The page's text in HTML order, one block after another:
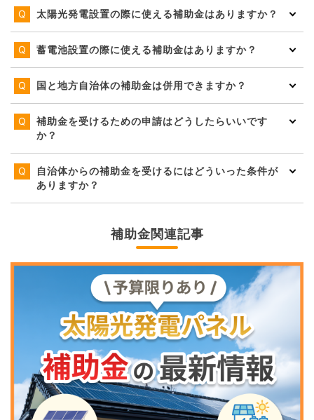
太陽光発電設置の際に使える補助金はありますか？
蓄電池設置の際に使える補助金はありますか？
国と地方自治体の補助金は併用できますか？
補助金を受けるための申請はどうしたらいいです
か？
自治体からの補助金を受けるにはどういった条件が
ありますか？
補助金関連記事